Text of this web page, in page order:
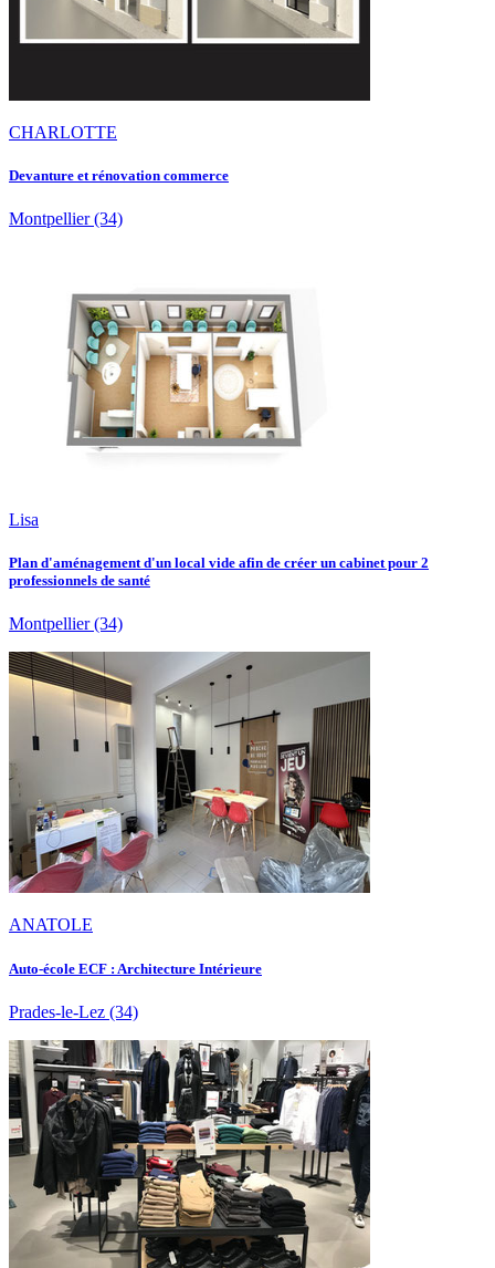
CHARLOTTE
Devanture et rénovation commerce
Montpellier(34)
Lisa
Plan d'aménagement d'un local vide afin de créer un cabinet pour 2
professionnels de santé
Montpellier(34)
ANATOLE
Auto-école ECF : Architecture Intérieure
Prades-le-Lez (34)